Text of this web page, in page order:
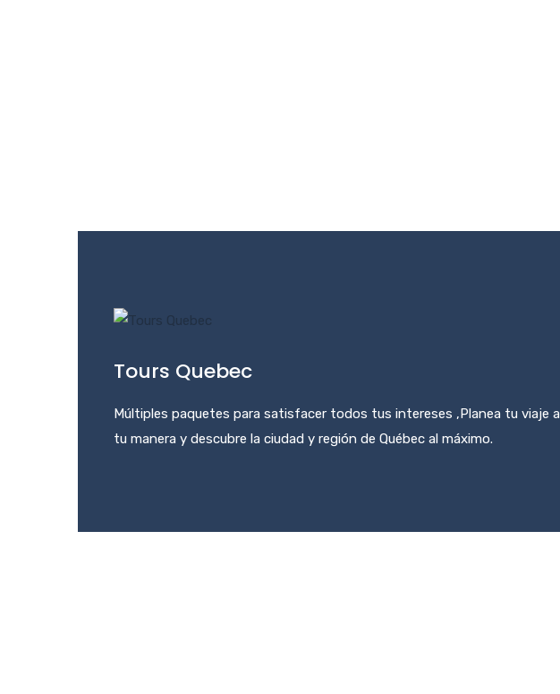
Tours Quebec
Múltiples paquetes para satisfacer todos tus intereses ,Planea tu viaje a
tu manera y descubre la ciudad y región de Québec al máximo.